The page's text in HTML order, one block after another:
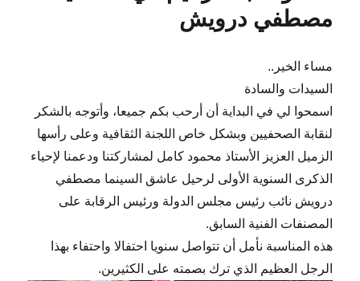
مصطفي درويش
مساء الخير..
السيدات والسادة
اسمحوا لي في البداية أن أرحب بكم جميعا، وأتوجه بالشكر
لنقابة الصحفيين وبشكل خاص اللجنة الثقافية وعلى رأسها
الزميل العزيز الأستاذ محمود كامل لمشاركتنا ودعمنا لإحياء
الذكرى السنوية الأولى لرحيل عاشق السينما مصطفي
درويش نائب رئيس مجلس الدولة ورئيس الرقابة على
المصنفات الفنية السابق.
هذه المناسبة نأمل أن تتواصل سنويا احتفالا واحتفاء بهذا
الرجل العظيم الذي ترك بصمته على الكثيرين.